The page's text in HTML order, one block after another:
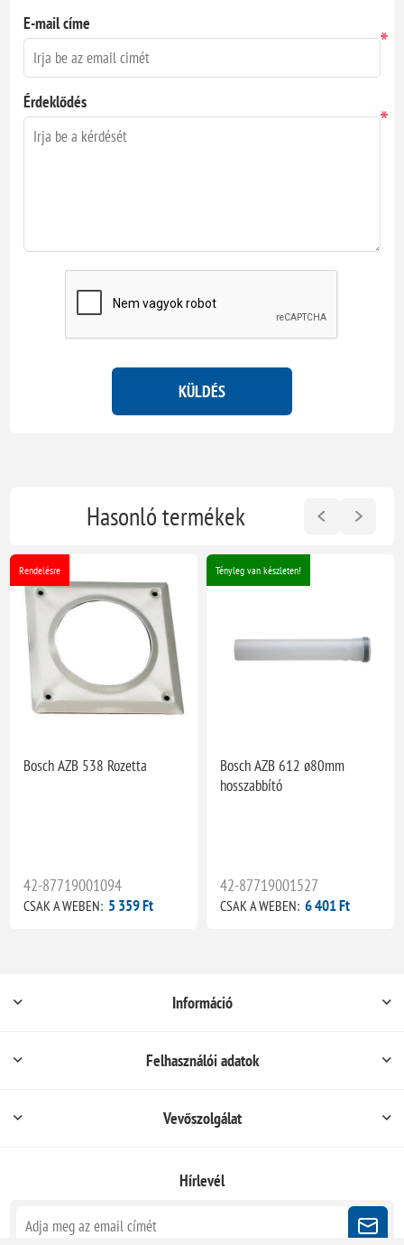
E-mail címe
*
Érdeklődés
*
KÜLDÉS
Hasonló termékek
Rendelésre
Bosch AZB 538 Rozetta
42-87719001094
CSAK A WEBEN: 5 359 Ft
Tényleg van készleten!
Bosch AZB 612 ø80mm
hosszabbító
42-87719001527
CSAK A WEBEN: 6 401 Ft
Információ
Felhasználói adatok
Vevőszolgálat
Hírlevél